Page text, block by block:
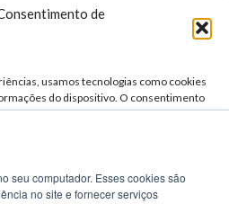
seu computador. Esses cookies são
no site e fornecer serviços
de
usamos tecnologias como cookies
do dispositivo. O consentimento
processar dados como comportamento
certos recursos e funções.